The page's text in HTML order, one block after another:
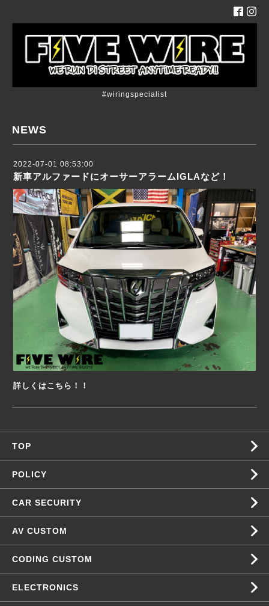
#wiringspecialist
NEWS
2022-07-01 08:53:00
新車アルファードにオーサーアラームIGLAなど！
詳しくはこちら！！
TOP
POLICY
CAR SECURITY
AV CUSTOM
CODING CUSTOM
ELECTRONICS